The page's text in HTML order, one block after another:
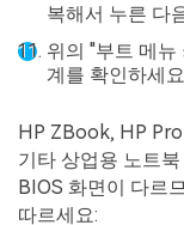
복해서 누른 다
위의 "부트 메
계를 확인하세
HP ZBook, HP
기타 상업용 노트
BIOS 화면이 다르
따르세요: